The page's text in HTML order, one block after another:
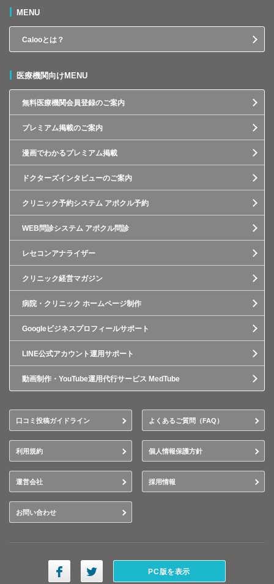
MENU
Calooとは？
医療機関向けMENU
無料医療機関会員登録のご案内
プレミアム掲載のご案内
漫画でわかるプレミアム掲載
ドクターズインタビューのご案内
クリニック予約システム アポクル予約
WEB問診システム アポクル問診
レセコンアナライザー
クリニック経営マガジン
病院・クリニック ホームページ制作
Googleビジネスプロフィールサポート
LINE公式アカウント運用サポート
動画制作・YouTube運用代行サービス MedTube
口コミ投稿ガイドライン よくあるご質問（FAQ）
利用規約 個人情報保護方針
運営会社 採用情報
お問い合わせ
PC版を表示